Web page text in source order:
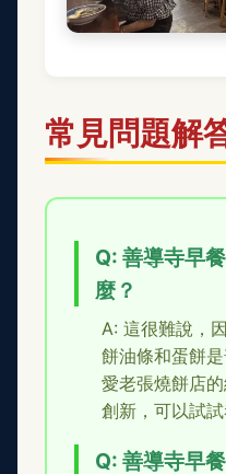
常見問題解
Q: 善導寺早
麼？
A: 這很難說，
餅油條和蛋餅
愛老張燒餅店
創新，可以試試
Q: 善導寺早